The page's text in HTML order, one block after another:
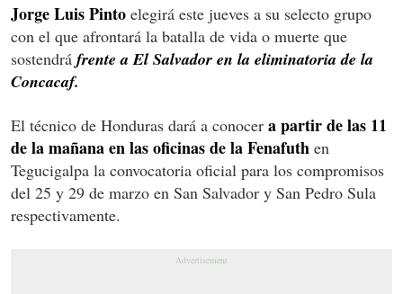
Jorge Luis Pinto elegirá este jueves a su selecto grupo
con el que afrontará la batalla de vida o muerte que
sostendrá frente a El Salvador en la eliminatoria de la
Concacaf.
El técnico de Honduras dará a conocer a partir de las 11
de la mañana en las oficinas de la Fenafuth en
Tegucigalpa la convocatoria oficial para los compromisos
del 25 y 29 de marzo en San Salvador y San Pedro Sula
respectivamente.